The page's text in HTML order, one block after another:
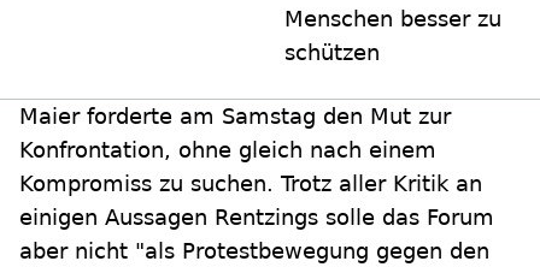
Menschen besser zu
schützen
Maier forderte am Samstag den Mut zur
Konfrontation, ohne gleich nach einem
Kompromiss zu suchen. Trotz aller Kritik an
einigen Aussagen Rentzings solle das Forum
aber nicht "als Protestbewegung gegen den